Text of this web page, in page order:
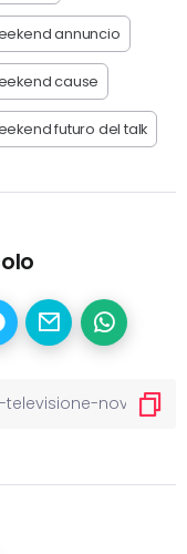
annuncio
cause
futuro del talk